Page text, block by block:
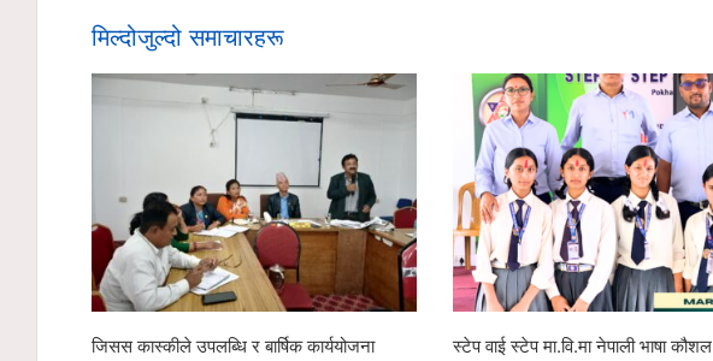
मिल्दोजुल्दो समाचारहरू
जिसस कास्कीले उपलब्धि र बार्षिक कार्ययोजना
स्टेप वाई स्टेप मा.वि.मा नेपाली भाषा कौशल